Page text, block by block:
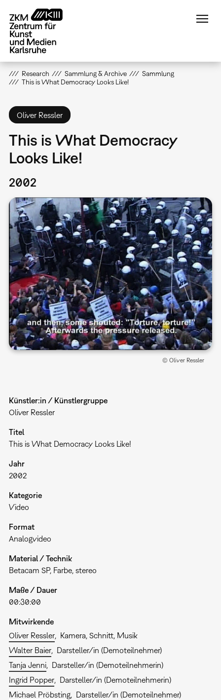
zum
Inhalt
Research Sammlung & Archive
Sammlung
This is What Democracy Looks Like!
Oliver Ressler
This is What Democracy
Looks Like!
2002
© Oliver Ressler
Künstler:in / Künstlergruppe
Oliver Ressler
Titel
This is What Democracy Looks Like!
Jahr
2002
Kategorie
Video
Format
Analogvideo
Material / Technik
Betacam SP, Farbe, stereo
Maße / Dauer
00:30:00
Mitwirkende
Oliver Ressler
Kamera, Schnitt, Musik
Walter Baier
Darsteller/in (Demoteilnehmer)
Tanja Jenni
Darsteller/in (Demoteilnehmerin)
Ingrid Popper
Darsteller/in (Demoteilnehmerin)
Michael Pröbsting
Darsteller/in (Demoteilnehmer)